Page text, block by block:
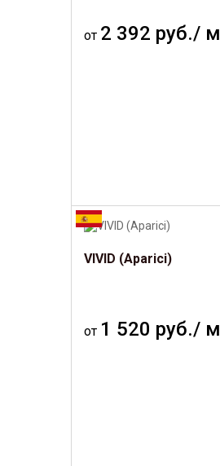
от 2 392 руб./ м
VIVID (Aparici)
от 1 520 руб./ м